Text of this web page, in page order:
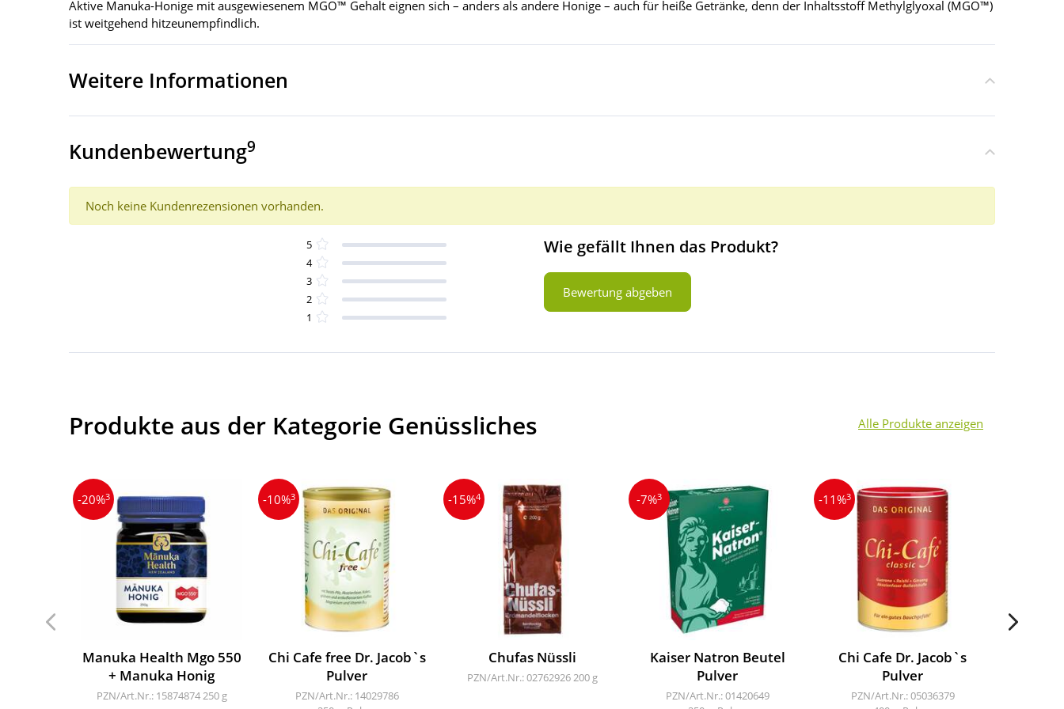
Aktive Manuka-Honige mit ausgewiesenem MGO™ Gehalt eignen sich – anders als andere Honige – auch für heiße Getränke, denn der Inhaltsstoff Methylglyoxal (MGO™)
ist weitgehend hitzeunempfindlich.
Weitere Informationen
Kundenbewertung9
Noch keine Kundenrezensionen vorhanden.
5
4
3
2
1
Wie gefällt Ihnen das Produkt?
Bewertung abgeben
Produkte aus der Kategorie Genüssliches Alle Produkte anzeigen
-20%3
Manuka Health Mgo 550
+ Manuka Honig
PZN/Art.Nr.: 15874874250 g
-10%3
Chi Cafe free Dr. Jacob`s
Pulver
PZN/Art.Nr.: 14029786
-15%4
Chufas Nüssli
PZN/Art.Nr.: 02762926200 g
-7%3
Kaiser Natron Beutel
Pulver
PZN/Art.Nr.: 01420649
-11%3
Chi Cafe Dr. Jacob`s
Pulver
PZN/Art.Nr.: 05036379